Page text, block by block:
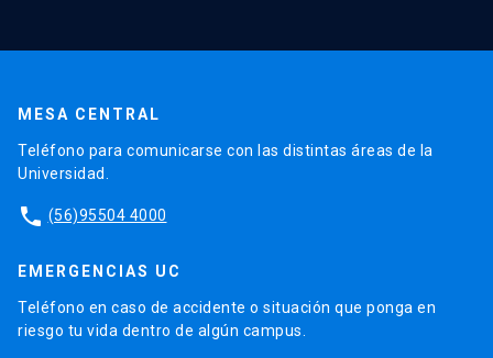
MESA CENTRAL
Teléfono para comunicarse con las distintas áreas de la
Universidad.
phone (56)95504 4000
EMERGENCIAS UC
Teléfono en caso de accidente o situación que ponga en
riesgo tu vida dentro de algún campus.